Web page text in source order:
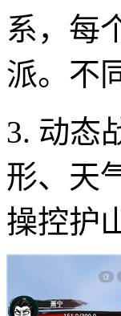
系，每
派。不
3. 动态
形、天
操控护